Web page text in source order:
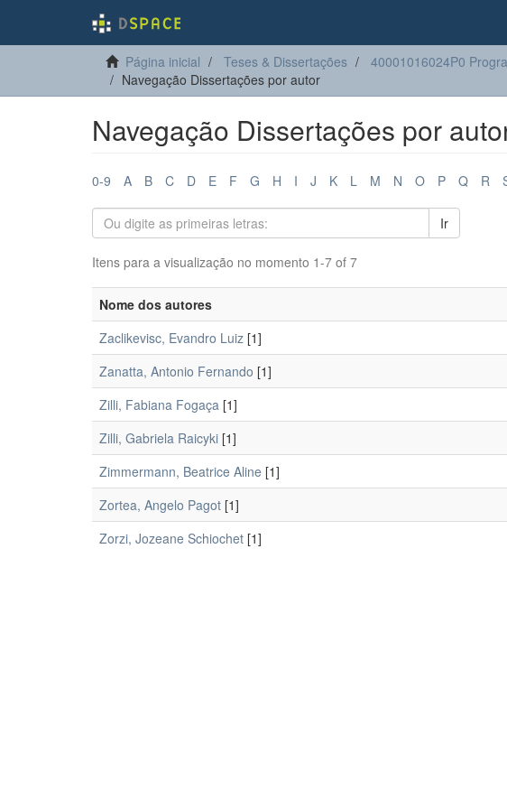
Página inicial Teses & Dissertações 40001016024P0
Navegação Dissertações por autor
Navegação Dissertações por
0-9 A B C D E F G H I J K L M N O P Q R
Ir
Itens para a visualização no momento 1-7 of 7
Nome dos autores
Zaclikevisc, Evandro Luiz [1]
Zanatta, Antonio Fernando [1]
Zilli, Fabiana Fogaça [1]
Zilli, Gabriela Raicyki [1]
Zimmermann, Beatrice Aline [1]
Zortea, Angelo Pagot [1]
Zorzi, Jozeane Schiochet [1]